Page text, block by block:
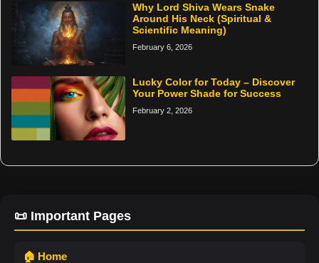
Why Lord Shiva Wears Snake
Around His Neck (Spiritual &
Scientific Meaning)
February 6, 2026
Lucky Color for Today – Discover
Your Power Shade for Success
February 2, 2026
📜 Important Pages
🏠 Home